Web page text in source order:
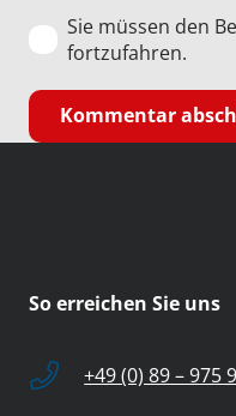
Sie müssen den
fortzufahren.
Kommentar
So erreichen Sie uns
+49 (0) 89 – 975